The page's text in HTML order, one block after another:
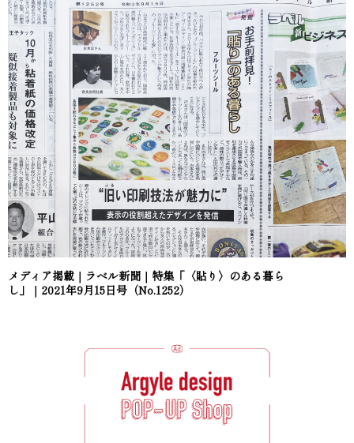
メディア掲載｜ラベル新聞｜特集「〈貼り〉のある暮ら
し」｜2021年9月15日号（No.1252）